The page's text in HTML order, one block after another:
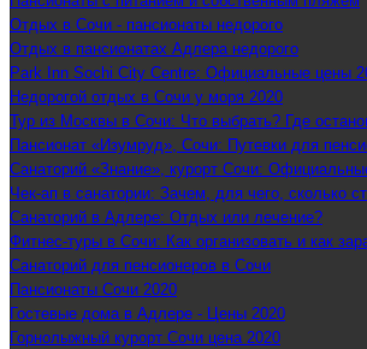
Отдых в Сочи - пансионаты недорого
Отдых в пансионатах Адлера недорого
Park Inn Sochi City Centre: Официальные цены
Недорогой отдых в Сочи у моря 2020
Тур из Москвы в Сочи: Что выбрать? Где
Пансионат «Изумруд», Сочи: Путевки для
Санаторий «Знание», курорт Сочи:
Чек-ап в санатории: Зачем, для чего, сколько
Санаторий в Адлере: Отдых или лечение?
Фитнес-туры в Сочи: Как организовать и как
Санаторий для пенсионеров в Сочи
Пансионаты Сочи 2020
Гостевые дома в Адлере - Цены 2020
Горнолыжный курорт Сочи цена 2020